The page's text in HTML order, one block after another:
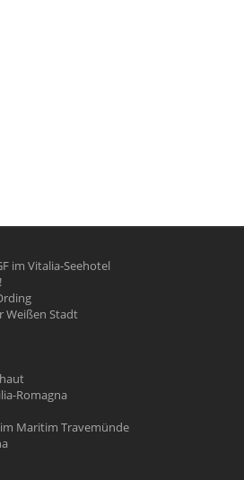
im Vitalia-Seehotel
Weißen Stadt
Romagna
Maritim Travemünde